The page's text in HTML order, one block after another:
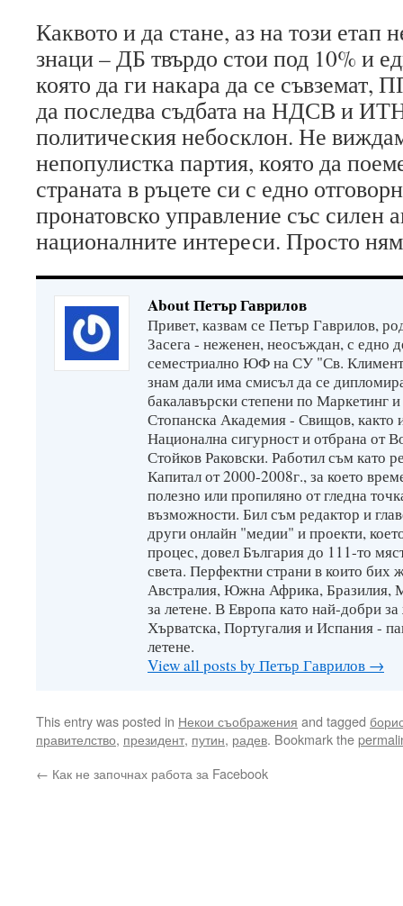
Каквото и да стане, аз на този етап
знаци – ДБ твърдо стои под 10% и
която да ги накара да се съвземат,
да последва съдбата на НДСВ и
политическия небосклон. Не
непопулистка партия, която да
страната в ръцете си с едно
пронатовско управление със силен
националните интереси. Просто
About Петър Гаврилов
Привет, казвам се Петър Гаврилов,
Засега - неженен, неосъждан, с едно
семестриално ЮФ на СУ "Св.
знам дали има смисъл да се
бакалавърски степени по Маркетинг
Стопанска Академия - Свищов, както
Национална сигурност и отбрана от
Стойков Раковски. Работил съм като
Капитал от 2000-2008г., за което
полезно или пропиляно от гледна
възможности. Бил съм редактор и
други онлайн "медии" и проекти,
процес, довел България до 111-то
света. Перфектни страни в които бих
Австралия, Южна Африка, Бразилия,
за летене. В Европа като най-добри
Хърватска, Португалия и Испания -
летене.
View all posts by Петър Гаврилов →
This entry was posted in Некои съображения and tagged
правителство, президент, путин, радев. Bookmark the
← Как не започнах работа за Facebook